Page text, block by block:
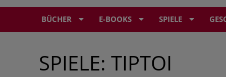
BÜCHER
ROMANE & ERZÄHLUNGEN
E-BOOKS
E-READER: POCKETBOOK
SPIELE
SPIELE-EMPFEHLUNGEN
RUPERTUS GUTSCHEIN
BÜROPROFI
PERSÖNLICHE BUCHEMPFEHLUNGEN
SPIELE: TIPTOI